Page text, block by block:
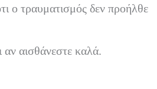
ο τραυματισμός δεν προήλθε
αν αισθάνεστε καλά.